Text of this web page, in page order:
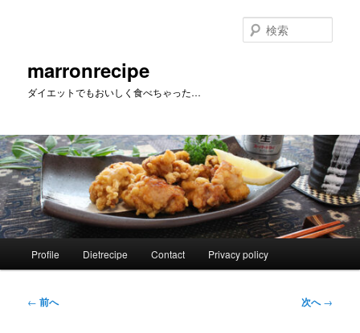
へ
移
動
marronrecipe
ダイエットでもおいしく食べちゃった…
索
Profile Dietrecipe Contact Privacy policy
投
← 前へ 次へ→